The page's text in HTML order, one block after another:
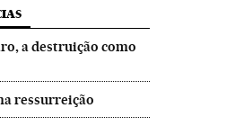
a destruição como
ressurreição